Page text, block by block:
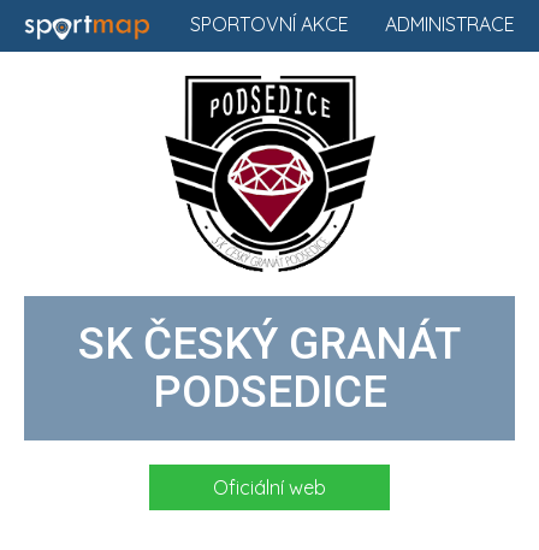
ADMINISTRACE
SPORTOVNÍ AKCE
SK ČESKÝ GRANÁT
PODSEDICE
Oficiální web